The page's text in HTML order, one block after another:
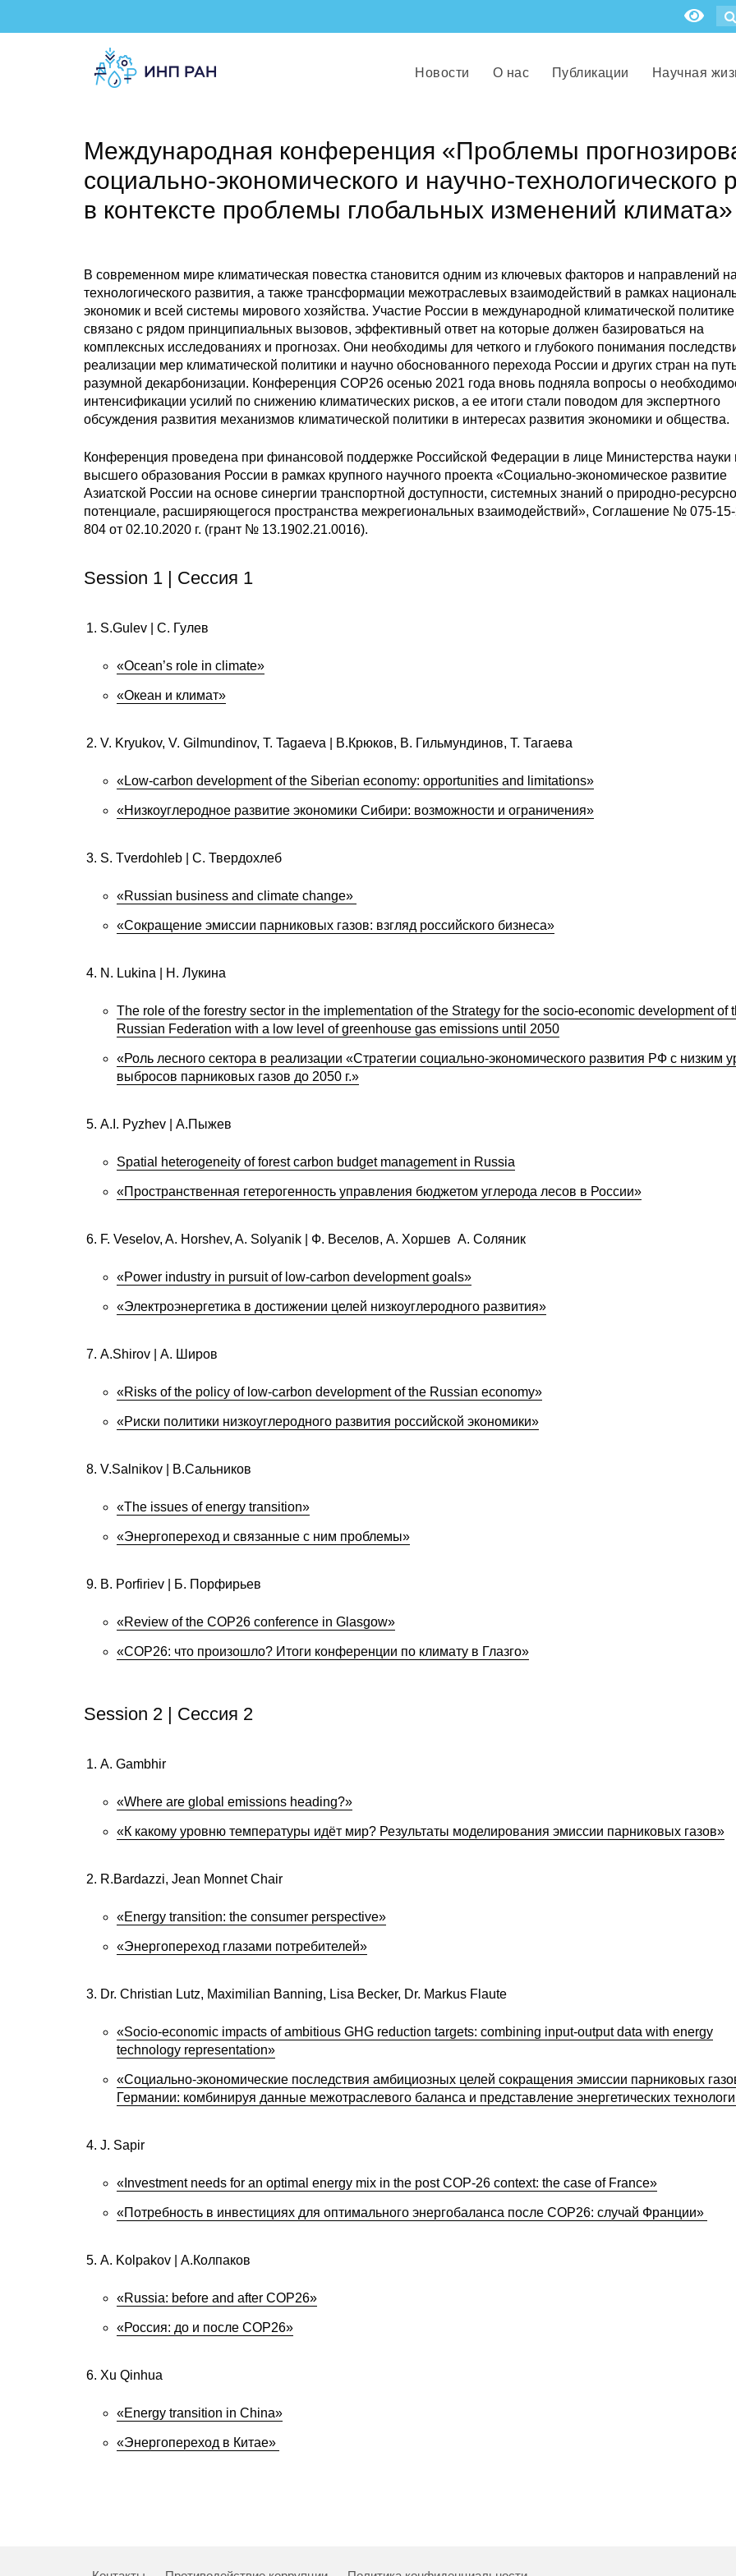
Новости О нас Публикации Научная
Международная конференция «Проблемы
социально-экономического и научно-технологического
в контексте проблемы глобальных изменений климата»
В современном мире климатическая повестка становится одним из ключевых факторов и направлений
технологического развития, а также трансформации межотраслевых взаимодействий в рамках
экономик и всей системы мирового хозяйства. Участие России в международной климатической политике
связано с рядом принципиальных вызовов, эффективный ответ на которые должен базироваться на
комплексных исследованиях и прогнозах. Они необходимы для четкого и глубокого понимания
реализации мер климатической политики и научно обоснованного перехода России и других стран на
разумной декарбонизации. Конференция COP26 осенью 2021 года вновь подняла вопросы о
интенсификации усилий по снижению климатических рисков, а ее итоги стали поводом для экспертного
обсуждения развития механизмов климатической политики в интересах развития экономики и общества.
Конференция проведена при финансовой поддержке Российской Федерации в лице Министерства науки
высшего образования России в рамках крупного научного проекта «Социально-экономическое развитие
Азиатской России на основе синергии транспортной доступности, системных знаний о природно-
потенциале, расширяющегося пространства межрегиональных взаимодействий», Соглашение № 075-
804 от 02.10.2020 г. (грант № 13.1902.21.0016).
Session 1 | Сессия 1
S.Gulev | C. Гулев
«Ocean’s role in climate»
«Океан и климат»
V. Kryukov, V. Gilmundinov, T. Tagaeva | В.Крюков, В. Гильмундинов, Т. Тагаева
«Low-carbon development of the Siberian economy: opportunities and limitations»
«Низкоуглеродное развитие экономики Сибири: возможности и ограничения»
S. Tverdohleb | C. Твердохлеб
«Russian business and climate change»
«Сокращение эмиссии парниковых газов: взгляд российского бизнеса»
N. Lukina | Н. Лукина
The role of the forestry sector in the implementation of the Strategy for the socio-economic development of
Russian Federation with a low level of greenhouse gas emissions until 2050
«Роль лесного сектора в реализации «Стратегии социально-экономического развития РФ с низким
выбросов парниковых газов до 2050 г.»
A.I. Pyzhev | А.Пыжев
Spatial heterogeneity of forest carbon budget management in Russia
«Пространственная гетерогенность управления бюджетом углерода лесов в России»
F. Veselov, A. Horshev, A. Solyanik | Ф. Веселов, А. Хоршев А. Соляник
«Power industry in pursuit of low-carbon development goals»
«Электроэнергетика в достижении целей низкоуглеродного развития»
A.Shirov | А. Широв
«Risks of the policy of low-carbon development of the Russian economy»
«Риски политики низкоуглеродного развития российской экономики»
V.Salnikov | В.Сальников
«The issues of energy transition»
«Энергопереход и связанные с ним проблемы»
B. Porfiriev | Б. Порфирьев
«Review of the COP26 conference in Glasgow»
«COP26: что произошло? Итоги конференции по климату в Глазго»
Session 2 | Сессия 2
A. Gambhir
«Where are global emissions heading?»
«К какому уровню температуры идёт мир? Результаты моделирования эмиссии парниковых газов»
R.Bardazzi, Jean Monnet Chair
«Energy transition: the consumer perspective»
«Энергопереход глазами потребителей»
Dr. Christian Lutz, Maximilian Banning, Lisa Becker, Dr. Markus Flaute
«Socio-economic impacts of ambitious GHG reduction targets: combining input-output data with energy
technology representation»
«Социально-экономические последствия амбициозных целей сокращения эмиссии парниковых
Германии: комбинируя данные межотраслевого баланса и представление энергетических
J. Sapir
«Investment needs for an optimal energy mix in the post COP-26 context: the case of France»
«Потребность в инвестициях для оптимального энергобаланса после COP26: случай Франции»
A. Kolpakov | А.Колпаков
«Russia: before and after COP26»
«Россия: до и после COP26»
Xu Qinhua
«Energy transition in China»
«Энергопереход в Китае»